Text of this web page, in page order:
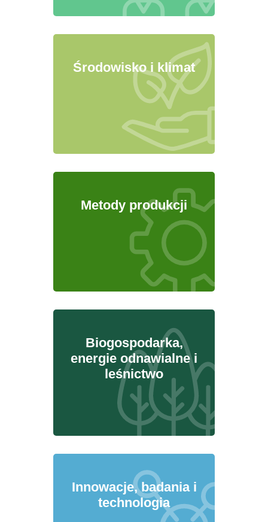
Środowisko i klimat
Metody produkcji
Biogospodarka,
energie odnawialne i
leśnictwo
Innowacje, badania i
technologia